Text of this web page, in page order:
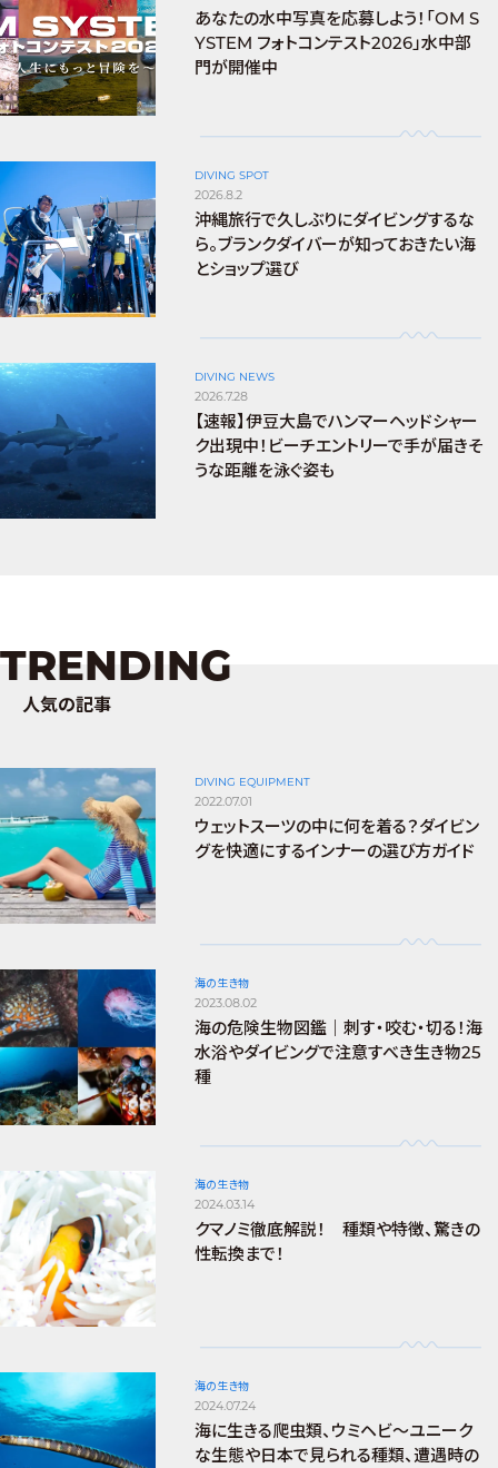
あなたの水中写真を応募しよう！「OM S
YSTEM フォトコンテスト2026」水中部
門が開催中
DIVING SPOT
2026.8.2
沖縄旅行で久しぶりにダイビングするな
ら。ブランクダイバーが知っておきたい海
とショップ選び
DIVING NEWS
2026.7.28
【速報】伊豆大島でハンマーヘッドシャー
ク出現中！ビーチエントリーで手が届きそ
うな距離を泳ぐ姿も
TRENDING
人気の記事
DIVING EQUIPMENT
2022.07.01
ウェットスーツの中に何を着る？ダイビン
グを快適にするインナーの選び方ガイド
海の生き物
2023.08.02
海の危険生物図鑑｜刺す・咬む・切る！海
水浴やダイビングで注意すべき生き物25
種
海の生き物
2024.03.14
クマノミ徹底解説！ 種類や特徴、驚きの
性転換まで！
海の生き物
2024.07.24
海に生きる爬虫類、ウミヘビ～ユニーク
な生態や日本で見られる種類、遭遇時の